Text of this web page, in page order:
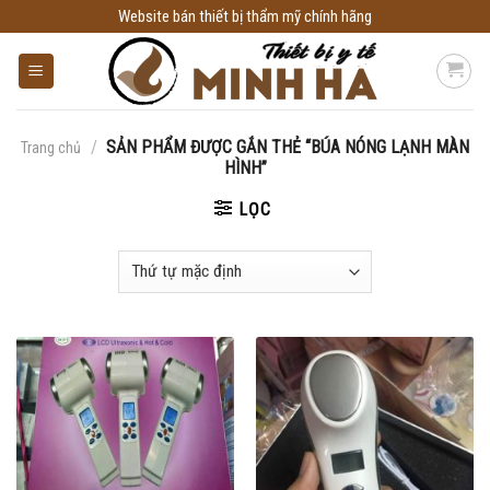
to
content
Website bán thiết bị thẩm mỹ chính hãng
Trang chủ / SẢN PHẨM ĐƯỢC GẮN THẺ “BÚA NÓNG LẠNH MÀN
HÌNH”
LỌC